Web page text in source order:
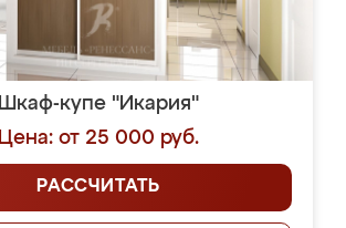
Шкаф-купе "Икария"
Цена: от 25 000 руб.
РАССЧИТАТЬ